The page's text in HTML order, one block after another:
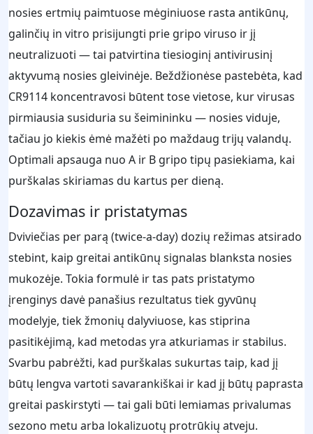
nosies ertmių paimtuose mėginiuose rasta antikūnų,
galinčių in vitro prisijungti prie gripo viruso ir jį
neutralizuoti — tai patvirtina tiesioginį antivirusinį
aktyvumą nosies gleivinėje. Beždžionėse pastebėta, kad
CR9114 koncentravosi būtent tose vietose, kur virusas
pirmiausia susiduria su šeimininku — nosies viduje,
tačiau jo kiekis ėmė mažėti po maždaug trijų valandų.
Optimali apsauga nuo A ir B gripo tipų pasiekiama, kai
purškalas skiriamas du kartus per dieną.
Dozavimas ir pristatymas
Dviviečias per parą (twice-a-day) dozių režimas atsirado
stebint, kaip greitai antikūnų signalas blanksta nosies
mukozėje. Tokia formulė ir tas pats pristatymo
įrenginys davė panašius rezultatus tiek gyvūnų
modelyje, tiek žmonių dalyviuose, kas stiprina
pasitikėjimą, kad metodas yra atkuriamas ir stabilus.
Svarbu pabrėžti, kad purškalas sukurtas taip, kad jį
būtų lengva vartoti savarankiškai ir kad jį būtų paprasta
greitai paskirstyti — tai gali būti lemiamas privalumas
sezono metu arba lokalizuotų protrūkių atveju.